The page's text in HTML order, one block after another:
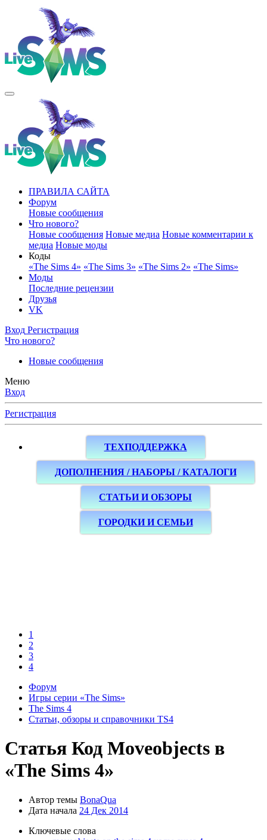
ПРАВИЛА САЙТА
Форум
Новые сообщения
Что нового?
Новые сообщения Новые медиа Новые комментарии к
медиа Новые моды
Коды
«The Sims 4» «The Sims 3» «The Sims 2» «The Sims»
Моды
Последние рецензии
Друзья
VK
Вход Регистрация
Что нового?
Новые сообщения
Меню
Вход
Регистрация
ТЕХПОДДЕРЖКА
ДОПОЛНЕНИЯ / НАБОРЫ / КАТАЛОГИ
СТАТЬИ И ОБЗОРЫ
ГОРОДКИ И СЕМЬИ
1
2
3
4
Форум
Игры серии «The Sims»
The Sims 4
Статьи, обзоры и справочники TS4
Статья Код Moveobjects в
«The Sims 4»
Автор темы BonaQua
Дата начала 24 Дек 2014
Ключевые слова